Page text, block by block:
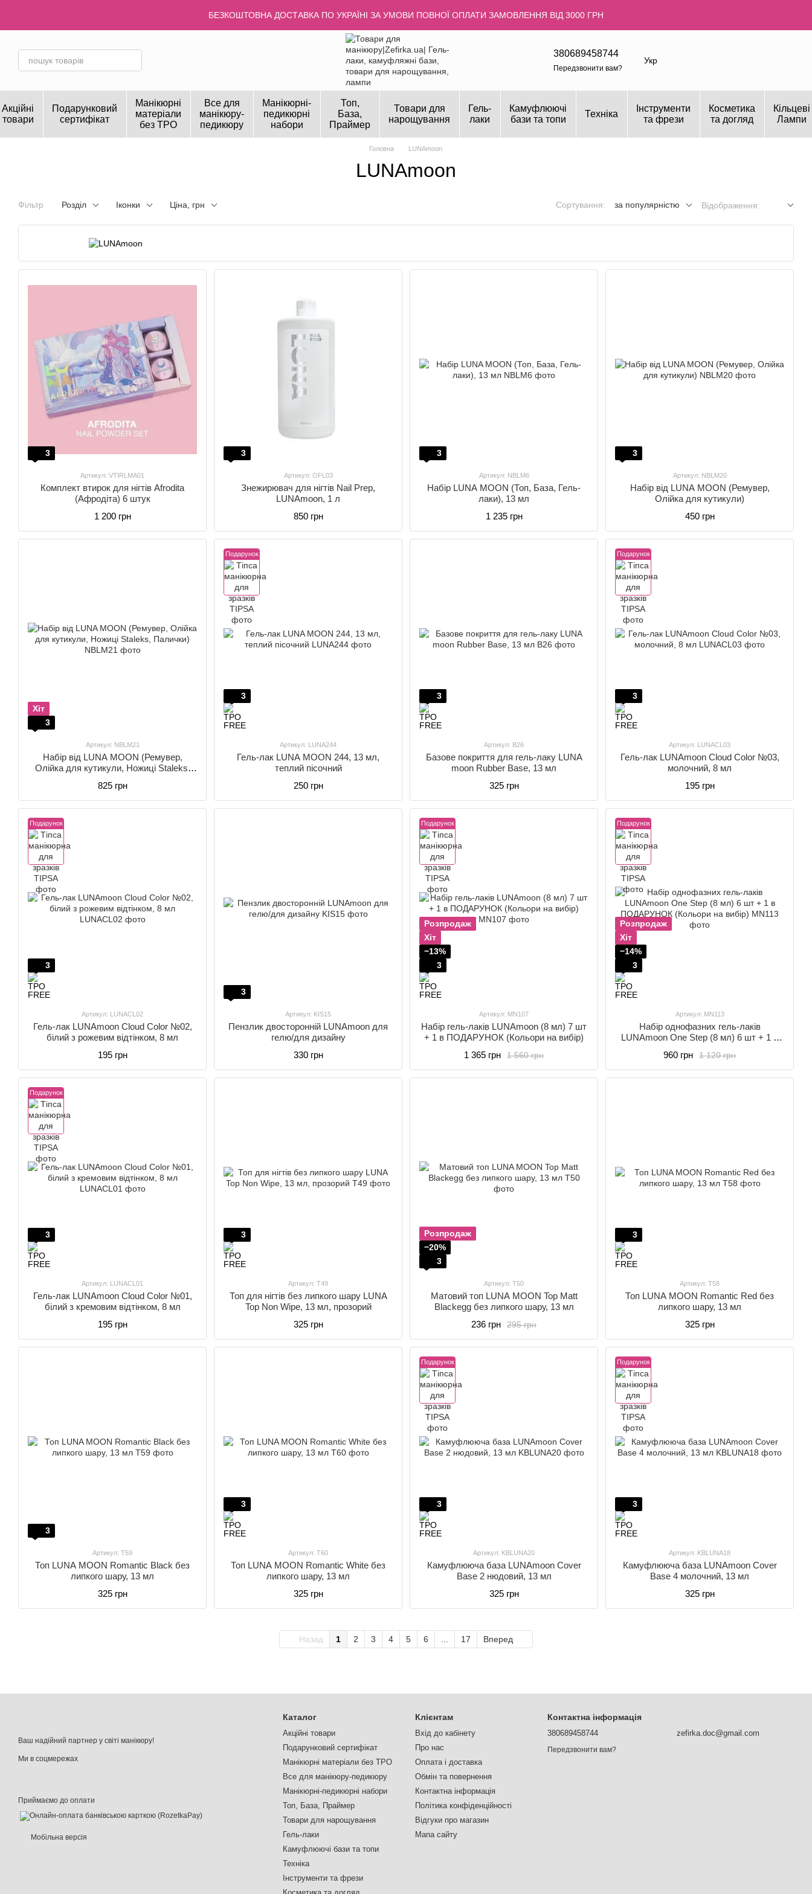
БЕЗКОШТОВНА ДОСТАВКА ПО УКРАЇНІ ЗА УМОВИ ПОВНОЇ ОПЛАТИ ЗАМОВЛЕННЯ ВІД 3000 ГРН
380689458744
Передзвонити вам?
Укр
Акційні
товари
Подарунковий
сертифікат
Манікюрні
матеріали
без TPO
Все для
манікюру-
педикюру
Манікюрні-
педикюрні
набори
Топ,
База,
Праймер
Товари для
нарощування
Гель-
лаки
Камуфлюючі
бази та топи
Техніка
Інструменти
та фрези
Косметика
та догляд
Кільцеві
Лампи
Головна LUNAmoon
LUNAmoon
Фільтр Розділ Іконки Ціна, грн Сортування: за популярністю Відображення:
3
Артикул: VTIRLMA01
Комплект втирок для нігтів Afrodita
(Афродіта) 6 штук
1 200 грн
3
Артикул: OFL03
Знежирювач для нігтів Nail Prep,
LUNAmoon, 1 л
850 грн
3
Артикул: NBLM6
Набір LUNA MOON (Топ, База, Гель-
лаки), 13 мл
1 235 грн
3
Артикул: NBLM20
Набір від LUNA MOON (Ремувер,
Олійка для кутикули)
450 грн
Хіт
3
Артикул: NBLM21
Набір від LUNA MOON (Ремувер,
Олійка для кутикули, Ножиці Staleks,
825 грн
Подарунок
3
Артикул: LUNA244
Гель-лак LUNA MOON 244, 13 мл,
теплий пісочний
250 грн
3
Артикул: B26
Базове покриття для гель-лаку LUNA
moon Rubber Base, 13 мл
325 грн
Подарунок
3
Артикул: LUNACL03
Гель-лак LUNAmoon Cloud Color №03,
молочний, 8 мл
195 грн
Подарунок
3
Артикул: LUNACL02
Гель-лак LUNAmoon Cloud Color №02,
білий з рожевим відтінком, 8 мл
195 грн
3
Артикул: KIS15
Пензлик двосторонній LUNAmoon для
гелю/для дизайну
330 грн
Подарунок
Розпродаж
Хіт
−13%
3
Артикул: MN107
Набір гель-лаків LUNAmoon (8 мл) 7 шт
+ 1 в ПОДАРУНОК (Кольори на вибір)
1 560 грн
1 365 грн
Подарунок
Розпродаж
Хіт
−14%
3
Артикул: MN113
Набір однофазних гель-лаків
LUNAmoon One Step (8 мл) 6 шт + 1 в
1 120 грн
960 грн
Подарунок
3
Артикул: LUNACL01
Гель-лак LUNAmoon Cloud Color №01,
білий з кремовим відтінком, 8 мл
195 грн
3
Артикул: T49
Топ для нігтів без липкого шару LUNA
Top Non Wipe, 13 мл, прозорий
325 грн
Розпродаж
−20%
3
Артикул: T50
Матовий топ LUNA MOON Top Matt
Blackegg без липкого шару, 13 мл
295 грн
236 грн
3
Артикул: T58
Топ LUNA MOON Romantic Red без
липкого шару, 13 мл
325 грн
3
Артикул: T59
Топ LUNA MOON Romantic Black без
липкого шару, 13 мл
325 грн
3
Артикул: T60
Топ LUNA MOON Romantic White без
липкого шару, 13 мл
325 грн
Подарунок
3
Артикул: KBLUNA20
Камуфлююча база LUNAmoon Cover
Base 2 нюдовий, 13 мл
325 грн
Подарунок
3
Артикул: KBLUNA18
Камуфлююча база LUNAmoon Cover
Base 4 молочний, 13 мл
325 грн
Назад 1 2 3 4 5 6 ... 17 Вперед
Ваш надійний партнер у світі манікюру!
Ми в соцмережах
Приймаємо до оплати
Мобільна версія
Каталог
Акційні товари
Подарунковий сертифікат
Манікюрні матеріали без TPO
Все для манікюру-педикюру
Манікюрні-педикюрні набори
Топ, База, Праймер
Товари для нарощування
Гель-лаки
Камуфлюючі бази та топи
Техніка
Інструменти та фрези
Клієнтам
Вхід до кабінету
Про нас
Оплата і доставка
Обмін та повернення
Контактна інформація
Політика конфіденційності
Відгуки про магазин
Мапа сайту
Контактна інформація
380689458744
Передзвонити вам?
zefirka.doc@gmail.com